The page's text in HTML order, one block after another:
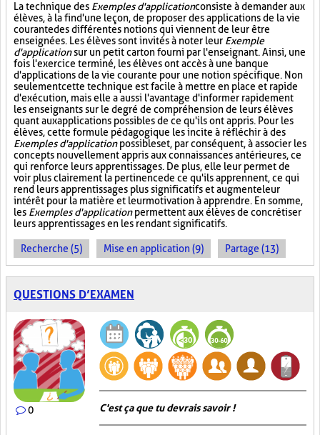
La technique des Exemples d'applicationconsiste à demander aux
élèves, à la fin d'une leçon, de proposer des applications de la vie
courante des différentes notions qui viennent de leur être
enseignées. Les élèves sont invités à noter leur Exemple
d'applicationsur un petit carton fourni par l'enseignant. Ainsi, une
fois l'exercice terminé, les élèves ont accès à une banque
d'applications de la vie courante pour une notion spécifique. Non
seulement cette technique est facile à mettre en place et rapide
d'exécution, mais elle a aussi l'avantage d'informer rapidement
les enseignants sur le degré de compréhension de leurs élèves
quant aux applications possibles de ce qu'ils ont appris. Pour les
élèves, cette formule pédagogique les incite à réfléchir à des
Exemples d'applicationpossibles et, par conséquent, à associer les
concepts nouvellement appris aux connaissances antérieures, ce
qui renforce leurs apprentissages. De plus, elle leur permet de
voir plus clairement la pertinence de ce qu'ils apprennent, ce qui
rend leurs apprentissages plus significatifs et augmente leur
intérêt pour la matière et leur motivation à apprendre. En somme,
les Exemples d'applicationpermettent aux élèves de concrétiser
leurs apprentissages en les rendant significatifs.
Recherche (5) Mise en application (9) Partage (13)
QUESTIONS D’EXAMEN
0 C'est ça que tu devrais savoir !